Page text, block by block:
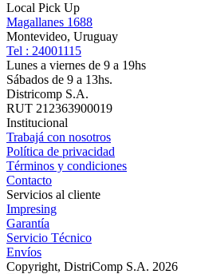
Local Pick Up
Magallanes 1688
Montevideo, Uruguay
Tel : 24001115
Lunes a viernes de 9 a 19hs
Sábados de 9 a 13hs.
Districomp S.A.
RUT 212363900019
Institucional
Trabajá con nosotros
Política de privacidad
Términos y condiciones
Contacto
Servicios al cliente
Impresing
Garantía
Servicio Técnico
Envíos
Copyright, DistriComp S.A. 2026